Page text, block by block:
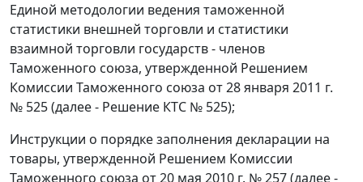
Единой методологии ведения таможенной
статистики внешней торговли и статистики
взаимной торговли государств - членов
Таможенного союза, утвержденной Решением
Комиссии Таможенного союза от 28 января 2011 г.
№ 525 (далее - Решение КТС № 525);
Инструкции о порядке заполнения декларации на
товары, утвержденной Решением Комиссии
Таможенного союза от 20 мая 2010 г. № 257 (далее -